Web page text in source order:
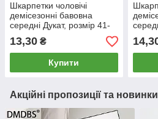
Шкарпетки чоловічі
демісезонні бавовна
середні Дукат, розмір 41-
45, асорті, 703
13,30 ₴
Купити
45,
Акційні пропозиції та новинки